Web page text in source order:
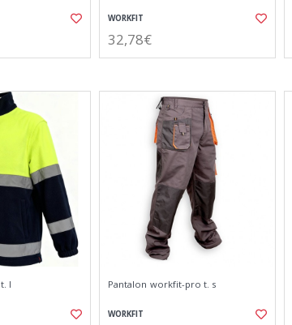
WORKFIT
32,78€
l Pantalon workfit-pro t. s
WORKFIT